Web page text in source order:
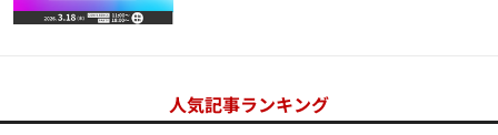
人気記事ランキング